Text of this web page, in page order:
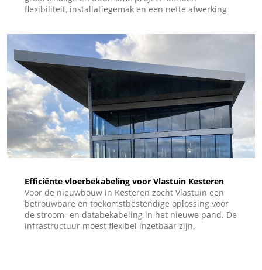
flexibiliteit, installatiegemak en een nette afwerking
Efficiënte vloerbekabeling voor Vlastuin Kesteren
Voor de nieuwbouw in Kesteren zocht Vlastuin een
betrouwbare en toekomstbestendige oplossing voor
de stroom- en databekabeling in het nieuwe pand. De
infrastructuur moest flexibel inzetbaar zijn,